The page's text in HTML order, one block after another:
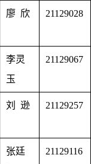
廖 欣 21129028
李灵
玉
21129067
刘 逊 21129257
张廷
21129116